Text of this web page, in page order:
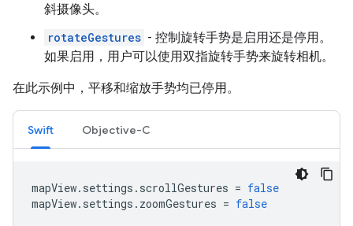
斜摄像头。
rotateGestures - 控制旋转手势是启用还是停用。
如果启用，用户可以使用双指旋转手势来旋转相机。
在此示例中，平移和缩放手势均已停用。
Swift Objective-C
mapView. settings . scrollGestures = false
mapView. settings . zoomGestures = false